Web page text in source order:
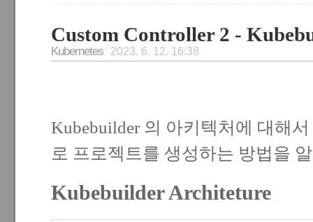
Custom Controller 2 -
Kubernetes 2023. 6. 12. 16:38
Kubebuilder 의 아키텍처에 대해
로 프로젝트를 생성하는 방법을
Kubebuilder Architeture